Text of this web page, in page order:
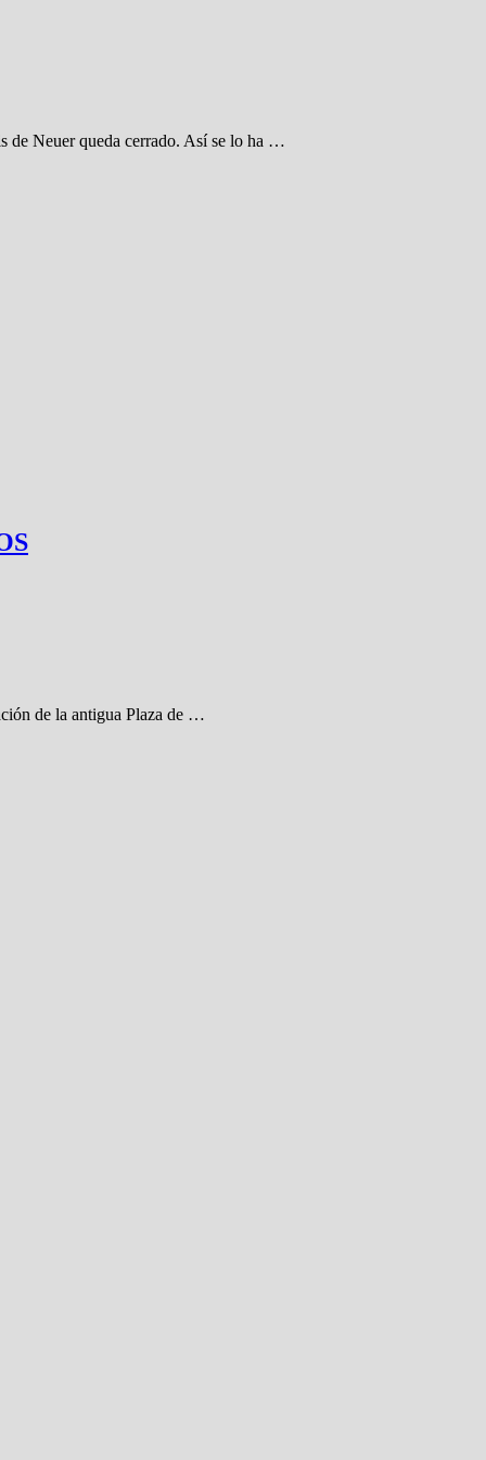
de Neuer queda cerrado. Así se lo ha …
de la antigua Plaza de …